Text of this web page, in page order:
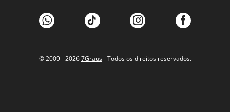
© 2009 - 20267Graus- Todos os direitos reservados.